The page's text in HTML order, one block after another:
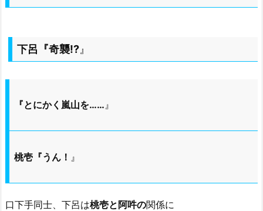
下呂『奇襲!? 』
『とにかく嵐山を……』
桃壱『うん！ 』
口下手同士、下呂は桃壱と阿吽の関係に